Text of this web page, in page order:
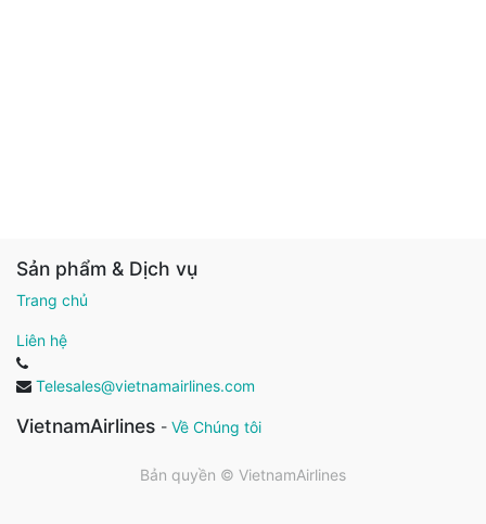
Sản phẩm & Dịch vụ
Trang chủ
Liên hệ
Telesales@vietnamairlines.com
VietnamAirlines - Về Chúng tôi
Bản quyền © VietnamAirlines